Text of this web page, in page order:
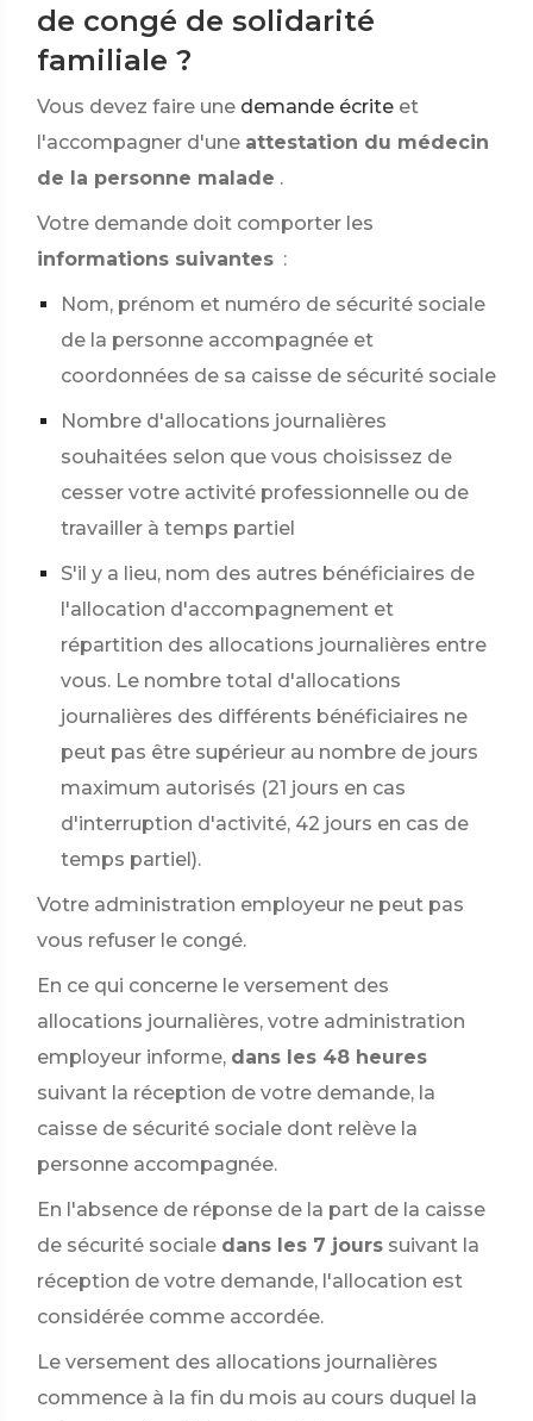
de congé de solidarité
familiale ?
Vous devez faire une demande écrite et
l'accompagner d'une attestation du médecin
de la personne malade .
Votre demande doit comporter les
informations suivantes :
Nom, prénom et numéro de sécurité sociale
de la personne accompagnée et
coordonnées de sa caisse de sécurité sociale
Nombre d'allocations journalières
souhaitées selon que vous choisissez de
cesser votre activité professionnelle ou de
travailler à temps partiel
S'il y a lieu, nom des autres bénéficiaires de
l'allocation d'accompagnement et
répartition des allocations journalières entre
vous. Le nombre total d'allocations
journalières des différents bénéficiaires ne
peut pas être supérieur au nombre de jours
maximum autorisés (21 jours en cas
d'interruption d'activité, 42 jours en cas de
temps partiel).
Votre administration employeur ne peut pas
vous refuser le congé.
En ce qui concerne le versement des
allocations journalières, votre administration
employeur informe, dans les 48 heures
suivant la réception de votre demande, la
caisse de sécurité sociale dont relève la
personne accompagnée.
En l'absence de réponse de la part de la caisse
de sécurité sociale dans les 7 jours suivant la
réception de votre demande, l'allocation est
considérée comme accordée.
Le versement des allocations journalières
commence à la fin du mois au cours duquel la